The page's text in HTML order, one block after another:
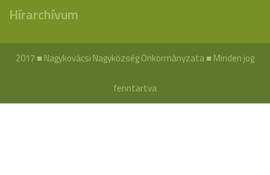
Hírarchívum
2017 ■ Nagykovácsi Nagyközség Önkormányzata ■ Minden jog
fenntartva